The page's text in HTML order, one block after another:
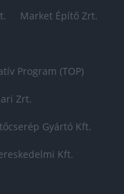
Market Építő Zrt.
Program (TOP)
Zrt.
Gyártó Kft.
Kft.